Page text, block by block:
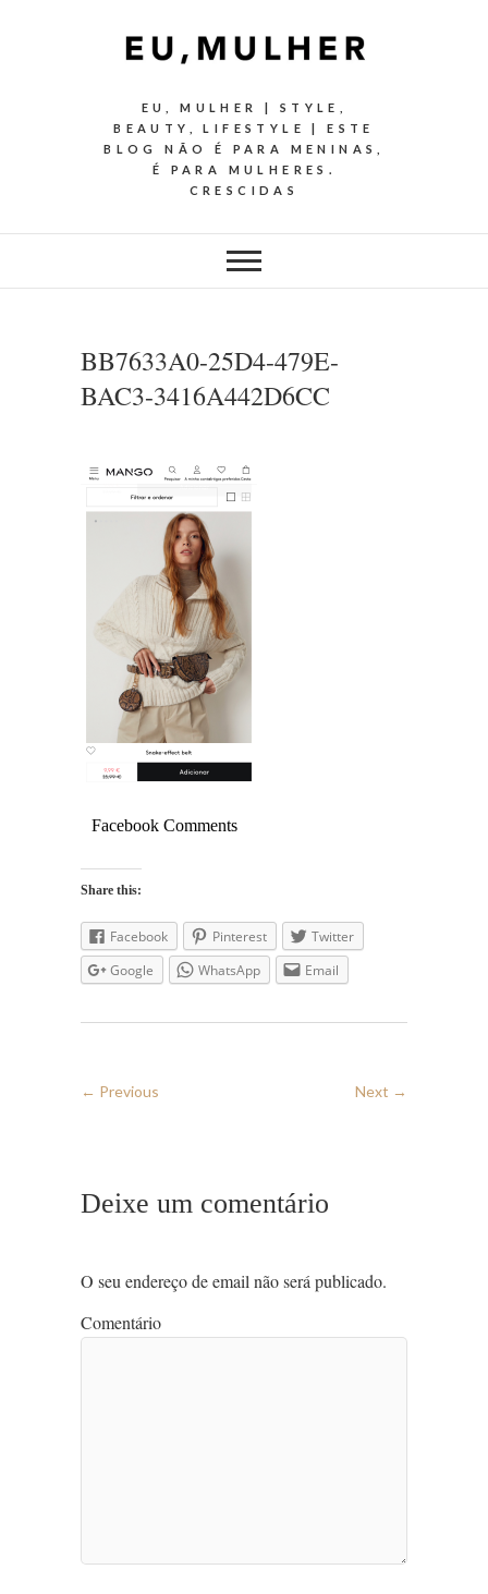
EU, MULHER | STYLE,
BEAUTY, LIFESTYLE | ESTE
BLOG NÃO É PARA MENINAS,
É PARA MULHERES.
CRESCIDAS
BB7633A0-25D4-479E-
BAC3-3416A442D6CC
Facebook Comments
Share this:
Facebook Pinterest
Twitter
Google
WhatsApp Email
← Previous Next →
Deixe um comentário
O seu endereço de email não será publicado.
Comentário